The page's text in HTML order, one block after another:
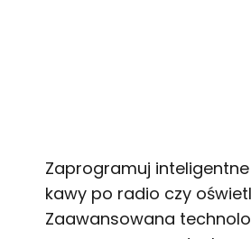
Zaprogramuj
kawy po radio czy
Zaawansowana